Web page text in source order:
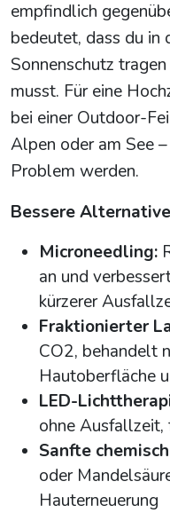
empfindlich
bedeutet, dass du in
Sonnenschutz
musst. Für eine
bei einer Outdoor-
Alpen oder am See
Problem werden.
Bessere
Microneedling:
an und
kürzerer
Fraktionierter
CO2, behandelt
Hautoberfläche
LED-
ohne
Sanfte
oder
Hauterneuerung